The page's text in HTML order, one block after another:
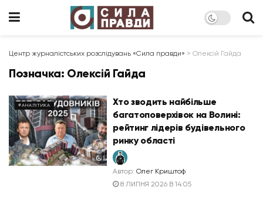
Центр журналістських розслідувань «Сила правди» > Олексій Гайда
Позначка: Олексій Гайда
#АНАЛІТИКА
Хто зводить найбільше
багатоповерхівок на Волині:
рейтинг лідерів будівельного
ринку області
Автор: Олег Криштоф
8 ЛИПНЯ 2026 В 14:05